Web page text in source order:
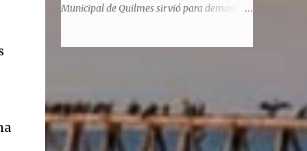
significaba de ninguna manera que era ad
Municipal de Quilmes sirvió para demostrar
Julio Molina -a la sazón director de la
pieza-, va contando la vida del Galego, que
llegó al país y que trabajando fue quemando